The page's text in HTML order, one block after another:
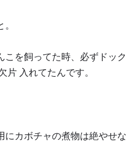
こを飼ってた時、必ずドック
片 入れてたんです。
にカボチャの煮物は絶やせな